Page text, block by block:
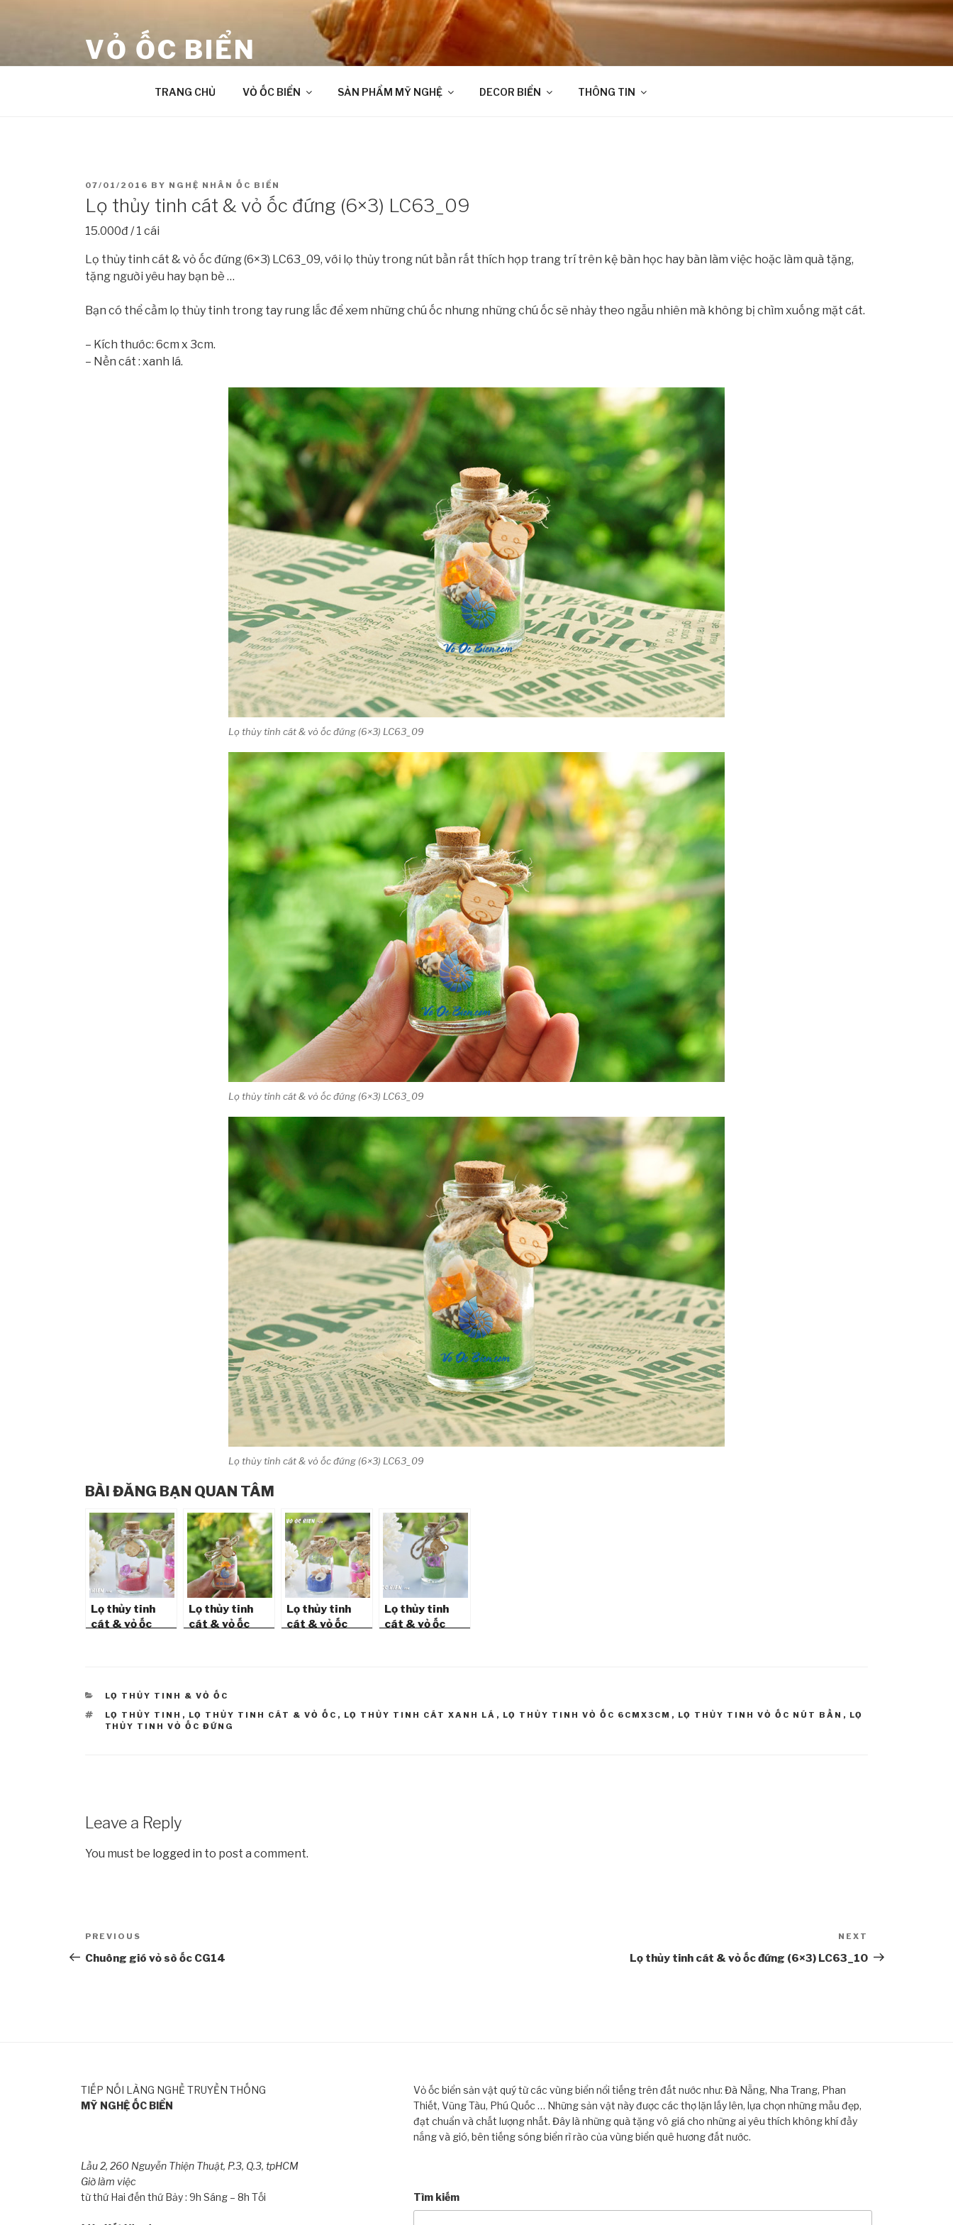
VỎ ỐC BIỂN
TRANG CHỦ VỎ ỐC BIỂN SẢN PHẨM MỸ NGHỆ DECOR BIỂN THÔNG TIN
POSTED
ON
07/01/2016 BY NGHỆ NHÂN ỐC BIỂN
Lọ thủy tinh cát & vỏ ốc đứng (6×3) LC63_09
15.000đ / 1 cái
Lọ thủy tinh cát & vỏ ốc đứng (6×3) LC63_09, với lọ thủy trong nút bần rất thích hợp trang trí trên kệ bàn học hay bàn làm việc hoặc làm quà tặng,
tặng người yêu hay bạn bè …
Bạn có thể cầm lọ thủy tinh trong tay rung lắc để xem những chú ốc nhưng những chú ốc sẽ nhảy theo ngẫu nhiên mà không bị chìm xuống mặt cát.
– Kích thước: 6cm x 3cm.
– Nền cát : xanh lá.
Lọ thủy tinh cát & vỏ ốc đứng (6×3) LC63_09
Lọ thủy tinh cát & vỏ ốc đứng (6×3) LC63_09
Lọ thủy tinh cát & vỏ ốc đứng (6×3) LC63_09
BÀI ĐĂNG BẠN QUAN TÂM
Lọ thủy tinh
cát & vỏ ốc
Lọ thủy tinh
cát & vỏ ốc
Lọ thủy tinh
cát & vỏ ốc
Lọ thủy tinh
cát & vỏ ốc
CATEGORIES
LỌ THỦY TINH & VỎ ỐC
TAGS
LỌ THỦY TINH , LỌ THỦY TINH CÁT & VỎ ỐC , LỌ THỦY TINH CÁT XANH LÁ , LỌ THỦY TINH VỎ ỐC 6CMX3CM , LỌ THỦY TINH VỎ ỐC NÚT BẦN , LỌ
THỦY TINH VỎ ỐC ĐỨNG
Leave a Reply
You must be logged in to post a comment.
navigation
Previous
Post
PREVIOUS
Chuông gió vỏ sò ốc CG14
Post
NEXT
Lọ thủy tinh cát & vỏ ốc đứng (6×3) LC63_10
TIẾP NỐI LÀNG NGHỀ TRUYỀN THỐNG
MỸ NGHỆ ỐC BIỂN
Lầu 2, 260 Nguyễn Thiện Thuật, P.3, Q.3, tpHCM
Giờ làm việc
từ thứ Hai đến thứ Bảy : 9h Sáng – 8h Tối
Vỏ ốc biển sản vật quý từ các vùng biển nổi tiếng trên đất nước như: Đà Nẵng, Nha Trang, Phan
Thiết, Vũng Tàu, Phú Quốc … Những sản vật này được các thợ lặn lấy lên, lựa chọn những mẫu đẹp,
đạt chuẩn và chất lượng nhất. Đây là những quà tặng vô giá cho những ai yêu thích không khí đầy
nắng và gió, bên tiếng sóng biển rì rào của vùng biển quê hương đất nước.
Tìm kiếm